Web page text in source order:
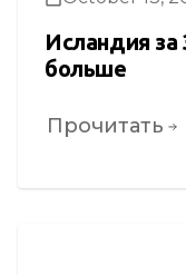
Исландия за
больше
Прочитать